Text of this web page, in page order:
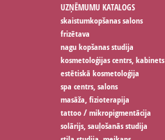
UZŅĒMUMU KATALOGS
skaistumkopšanas salons
frizētava
nagu kopšanas studija
kosmetoloģijas centrs, kabinets
estētiskā kosmetoloģija
spa centrs, salons
masāža, fizioterapija
tattoo / mikropigmentācija
solārijs, sauļošanās studija